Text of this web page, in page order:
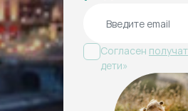
Согласен
дети»